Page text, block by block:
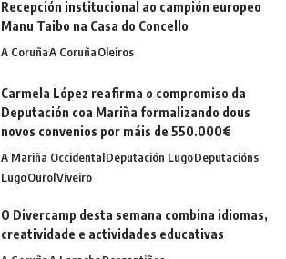
Recepción institucional ao campión europeo
Manu Taibo na Casa do Concello
A CoruñaA CoruñaOleiros
Carmela López reafirma o compromiso da
Deputación coa Mariña formalizando dous
novos convenios por máis de 550.000€
A Mariña OccidentalDeputación LugoDeputacións
LugoOurolViveiro
O Divercamp desta semana combina idiomas,
creatividade e actividades educativas